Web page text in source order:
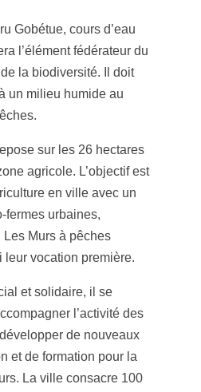
Gobétue, cours d’eau
l’élément fédérateur du
la biodiversité. Il doit
un milieu humide au
sur les 26 hectares
agricole. L’objectif est
en ville avec un
fermes urbaines,
Murs à pêches
leur vocation première.
et solidaire, il se
l’activité des
de nouveaux
et de formation pour la
La ville consacre 100